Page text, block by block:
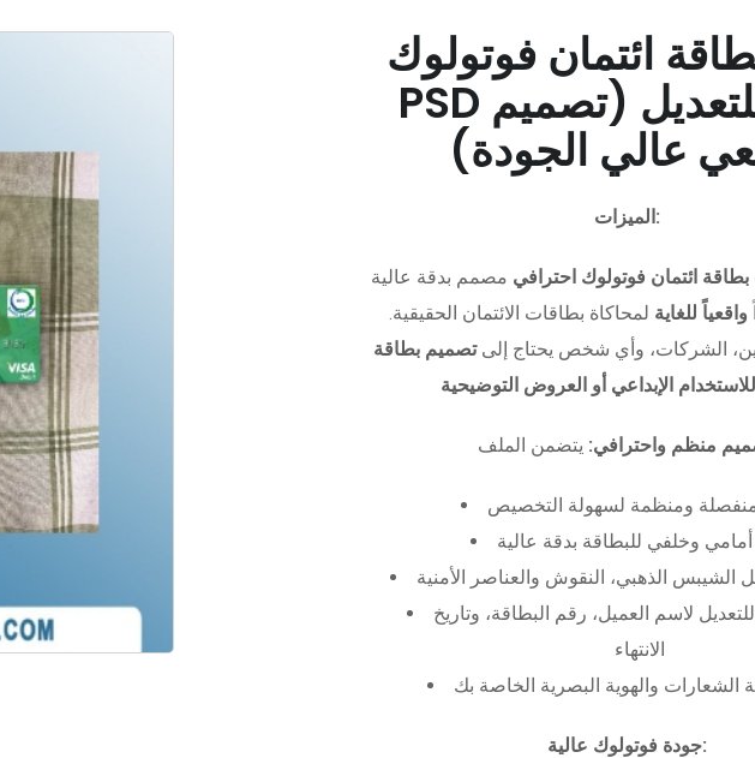
ائتمان فوتولوك
PSD قابل للتعديل (تصميم
عالي الجودة)
الميزات:
ائتمان فوتولوك احترافي مصمم بدقة عالية (PSD)،
واقعياً للغاية لمحاكاة بطاقات الائتمان الحقيقية.
الشركات، وأي شخص يحتاج إلىتصميم بطاقة
الإبداعي أو العروض التوضيحية
منظم واحترافي:
ومنظمة لسهولة التخصيص
وخلفي للبطاقة بدقة عالية
الشيبس الذهبي، النقوش والعناصر الأمنية
لاسم العميل، رقم البطاقة، وتاريخ
الانتهاء
الشعارات والهوية البصرية الخاصة بك
جودة فوتولوك عالية: